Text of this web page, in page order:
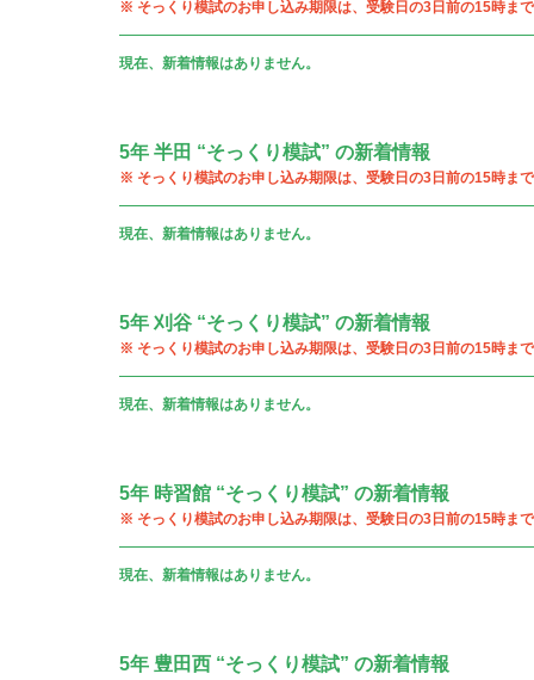
※ そっくり模試のお申し込み期限は、受験日の3日前の15時まで
現在、新着情報はありません。
5年 半田 “そっくり模試” の新着情報
※ そっくり模試のお申し込み期限は、受験日の3日前の15時まで
現在、新着情報はありません。
5年 刈谷 “そっくり模試” の新着情報
※ そっくり模試のお申し込み期限は、受験日の3日前の15時まで
現在、新着情報はありません。
5年 時習館 “そっくり模試” の新着情報
※ そっくり模試のお申し込み期限は、受験日の3日前の15時まで
現在、新着情報はありません。
5年 豊田西 “そっくり模試” の新着情報